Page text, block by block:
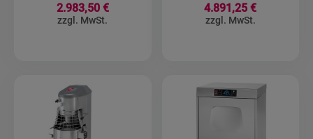
2.983,50 € 4.891,25 €